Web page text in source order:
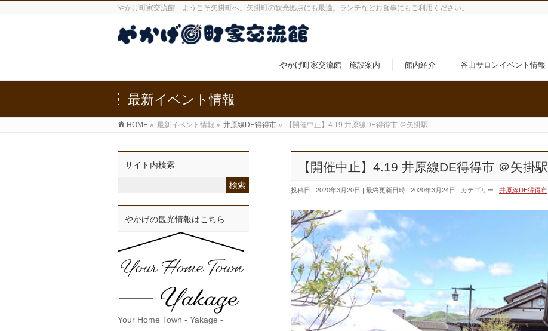
やかげ町家交流館 ようこそ矢掛町へ。矢掛町の観光拠点にも最適。ランチなどお食事にもご利用ください。
やかげ町家交流館 施設案内 館内紹介 谷山サロンイベント情報
最新イベント情報
HOME » 最新イベント情報 » 井原線DE得得市 » 【開催中止】4.19 井原線DE得得市 ＠矢掛駅
【開催中止】4.19 井原線DE得得市 ＠矢掛駅
投稿日 : 2020年3月20日 最終更新日時 : 2020年3月24日 カテゴリー : 井原線DE得得市
サイト内検索
やかげの観光情報はこちら
Your Home Town - Yakage -